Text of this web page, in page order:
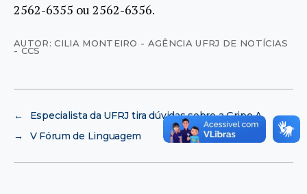
2562-6355 ou 2562-6356.
AUTOR: CILIA MONTEIRO - AGÊNCIA UFRJ DE NOTÍCIAS
- CCS
←
Especialista da UFRJ tira dúvidas sobre a Gripe A
→
V Fórum de Linguagem